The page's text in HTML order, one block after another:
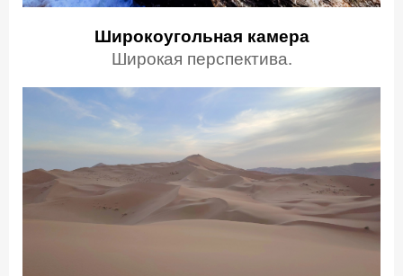
Широкоугольная камера
Широкая перспектива.